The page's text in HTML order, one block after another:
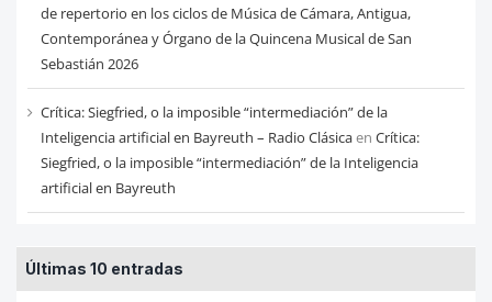
de repertorio en los ciclos de Música de Cámara, Antigua,
Contemporánea y Órgano de la Quincena Musical de San
Sebastián 2026
Crítica: Siegfried, o la imposible “intermediación” de la
Inteligencia artificial en Bayreuth – Radio Clásicaen Crítica:
Siegfried, o la imposible “intermediación” de la Inteligencia
artificial en Bayreuth
Últimas 10 entradas